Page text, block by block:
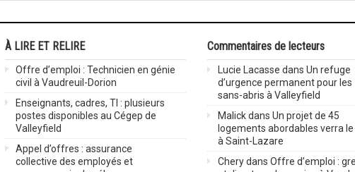
À LIRE ET RELIRE
Offre d’emploi : Technicien en génie
civil à Vaudreuil-Dorion
Enseignants, cadres, TI : plusieurs
postes disponibles au Cégep de
Valleyfield
Appel d’offres : assurance
collective des employés et
Commentaires de lecteurs
Lucie Lacasse dans Un refuge
d’urgence permanent pour les
sans-abris à Valleyfield
Malickdans Un projet de 45
logements abordables verra
à Saint-Lazare
Cherydans Offre d’emploi :